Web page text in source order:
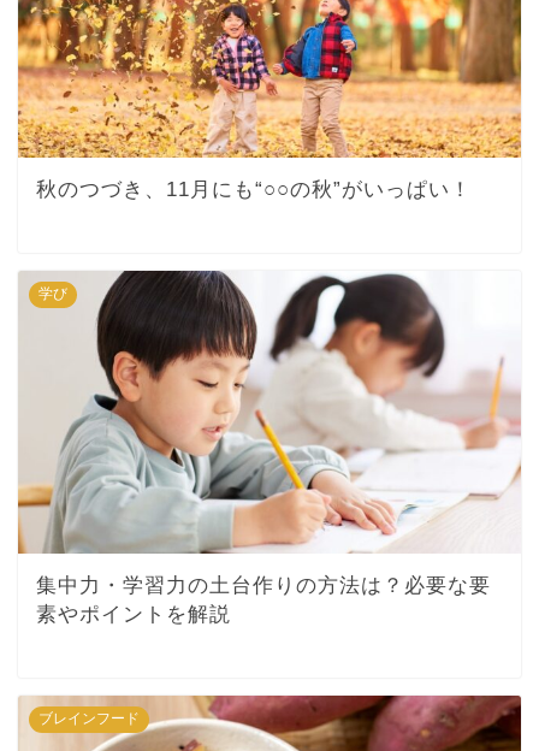
秋のつづき、11月にも“○○の秋”がいっぱい！
学び
集中力・学習力の土台作りの方法は？必要な要
素やポイントを解説
ブレインフード